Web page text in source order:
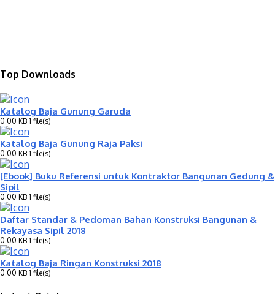
Top Downloads
Katalog Baja Gunung Garuda
0.00 KB 1 file(s)
Katalog Baja Gunung Raja Paksi
0.00 KB 1 file(s)
[Ebook] Buku Referensi untuk Kontraktor Bangunan Gedung &
Sipil
0.00 KB 1 file(s)
Daftar Standar & Pedoman Bahan Konstruksi Bangunan &
Rekayasa Sipil 2018
0.00 KB 1 file(s)
Katalog Baja Ringan Konstruksi 2018
0.00 KB 1 file(s)